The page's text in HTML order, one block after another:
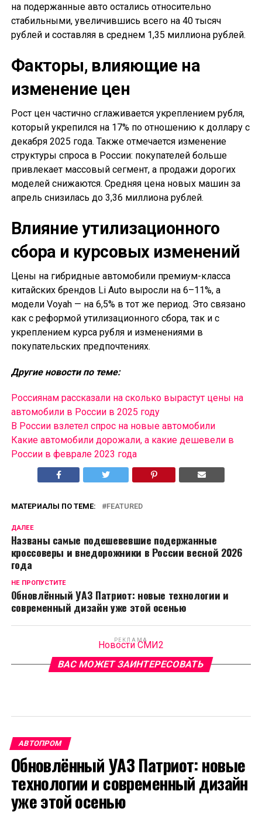
на подержанные авто остались относительно
стабильными, увеличившись всего на 40 тысяч
рублей и составляя в среднем 1,35 миллиона рублей.
Факторы, влияющие на
изменение цен
Рост цен частично сглаживается укреплением рубля,
который укрепился на 17% по отношению к доллару с
декабря 2025 года. Также отмечается изменение
структуры спроса в России: покупателей больше
привлекает массовый сегмент, а продажи дорогих
моделей снижаются. Средняя цена новых машин за
апрель снизилась до 3,36 миллиона рублей.
Влияние утилизационного
сбора и курсовых изменений
Цены на гибридные автомобили премиум-класса
китайских брендов Li Auto выросли на 6–11%, а
модели Voyah — на 6,5% в тот же период. Это связано
как с реформой утилизационного сбора, так и с
укреплением курса рубля и изменениями в
покупательских предпочтениях.
Другие новости по теме:
Россиянам рассказали на сколько вырастут цены на
автомобили в России в 2025 году
В России взлетел спрос на новые автомобили
Какие автомобили дорожали, а какие дешевели в
России в феврале 2023 года
МАТЕРИАЛЫ ПО ТЕМЕ: FEATURED
ДАЛЕЕ
Названы самые подешевевшие подержанные
кроссоверы и внедорожники в России весной 2026
года
НЕ ПРОПУСТИТЕ
Обновлённый УАЗ Патриот: новые технологии и
современный дизайн уже этой осенью
РЕКЛАМА
Новости СМИ2
ВАС МОЖЕТ ЗАИНТЕРЕСОВАТЬ
АВТОПРОМ
Обновлённый УАЗ Патриот: новые
технологии и современный дизайн
уже этой осенью